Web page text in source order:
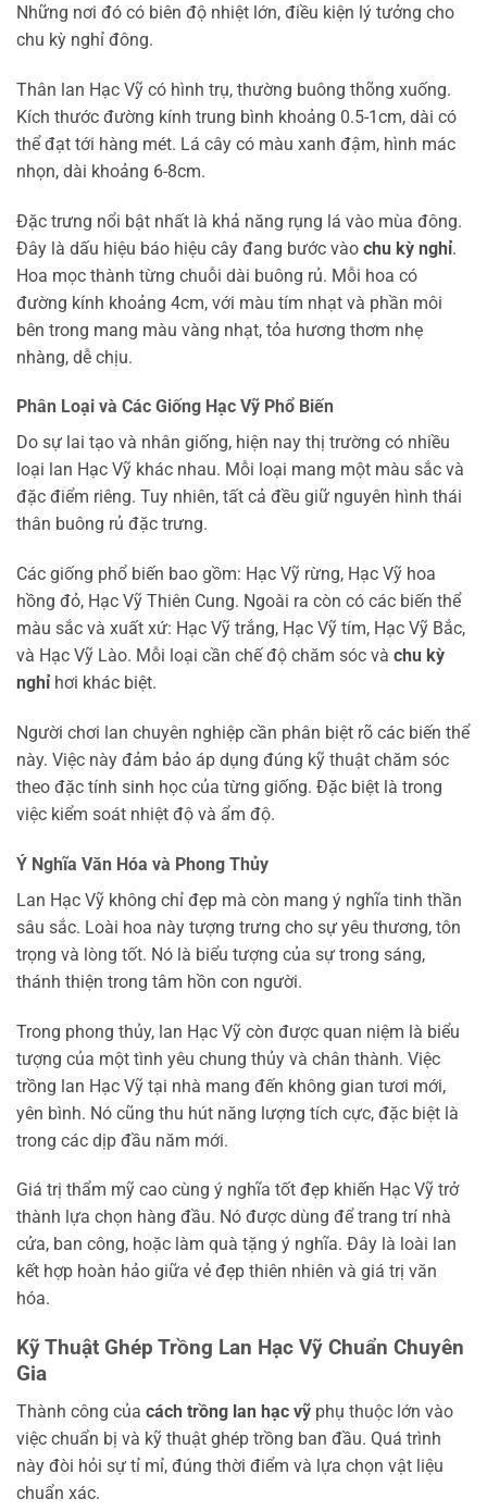
Những nơi đó có biên độ nhiệt lớn, điều kiện lý tưởng cho
chu kỳ nghỉ đông.
Thân lan Hạc Vỹ có hình trụ, thường buông thõng xuống.
Kích thước đường kính trung bình khoảng 0.5-1cm, dài có
thể đạt tới hàng mét. Lá cây có màu xanh đậm, hình mác
nhọn, dài khoảng 6-8cm.
Đặc trưng nổi bật nhất là khả năng rụng lá vào mùa đông.
Đây là dấu hiệu báo hiệu cây đang bước vào chu kỳ nghỉ.
Hoa mọc thành từng chuỗi dài buông rủ. Mỗi hoa có
đường kính khoảng 4cm, với màu tím nhạt và phần môi
bên trong mang màu vàng nhạt, tỏa hương thơm nhẹ
nhàng, dễ chịu.
Phân Loại và Các Giống Hạc Vỹ Phổ Biến
Do sự lai tạo và nhân giống, hiện nay thị trường có nhiều
loại lan Hạc Vỹ khác nhau. Mỗi loại mang một màu sắc và
đặc điểm riêng. Tuy nhiên, tất cả đều giữ nguyên hình thái
thân buông rủ đặc trưng.
Các giống phổ biến bao gồm: Hạc Vỹ rừng, Hạc Vỹ hoa
hồng đỏ, Hạc Vỹ Thiên Cung. Ngoài ra còn có các biến thể
màu sắc và xuất xứ: Hạc Vỹ trắng, Hạc Vỹ tím, Hạc Vỹ Bắc,
và Hạc Vỹ Lào. Mỗi loại cần chế độ chăm sóc và chu kỳ
nghỉ hơi khác biệt.
Người chơi lan chuyên nghiệp cần phân biệt rõ các biến thể
này. Việc này đảm bảo áp dụng đúng kỹ thuật chăm sóc
theo đặc tính sinh học của từng giống. Đặc biệt là trong
việc kiểm soát nhiệt độ và ẩm độ.
Ý Nghĩa Văn Hóa và Phong Thủy
Lan Hạc Vỹ không chỉ đẹp mà còn mang ý nghĩa tinh thần
sâu sắc. Loài hoa này tượng trưng cho sự yêu thương, tôn
trọng và lòng tốt. Nó là biểu tượng của sự trong sáng,
thánh thiện trong tâm hồn con người.
Trong phong thủy, lan Hạc Vỹ còn được quan niệm là biểu
tượng của một tình yêu chung thủy và chân thành. Việc
trồng lan Hạc Vỹ tại nhà mang đến không gian tươi mới,
yên bình. Nó cũng thu hút năng lượng tích cực, đặc biệt là
trong các dịp đầu năm mới.
Giá trị thẩm mỹ cao cùng ý nghĩa tốt đẹp khiến Hạc Vỹ trở
thành lựa chọn hàng đầu. Nó được dùng để trang trí nhà
cửa, ban công, hoặc làm quà tặng ý nghĩa. Đây là loài lan
kết hợp hoàn hảo giữa vẻ đẹp thiên nhiên và giá trị văn
hóa.
Kỹ Thuật Ghép Trồng Lan Hạc Vỹ Chuẩn Chuyên
Gia
Thành công của cách trồng lan hạc vỹ phụ thuộc lớn vào
việc chuẩn bị và kỹ thuật ghép trồng ban đầu. Quá trình
này đòi hỏi sự tỉ mỉ, đúng thời điểm và lựa chọn vật liệu
chuẩn xác.